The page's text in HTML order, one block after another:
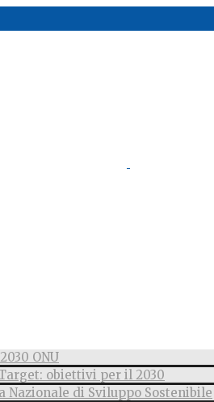
ONU
obiettivi per il 2030
Nazionale di Sviluppo Sostenibile